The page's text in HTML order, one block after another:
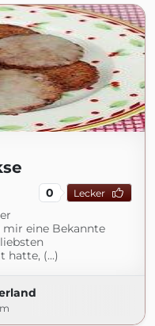
0 Lecker
eine Bekannte
hatte, (...)